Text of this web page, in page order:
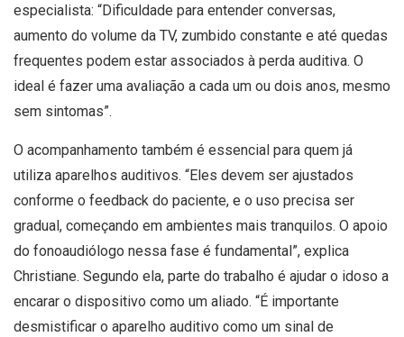
especialista: “Dificuldade para entender conversas,
aumento do volume da TV, zumbido constante e até quedas
frequentes podem estar associados à perda auditiva. O
ideal é fazer uma avaliação a cada um ou dois anos, mesmo
sem sintomas”.
O acompanhamento também é essencial para quem já
utiliza aparelhos auditivos. “Eles devem ser ajustados
conforme o feedback do paciente, e o uso precisa ser
gradual, começando em ambientes mais tranquilos. O apoio
do fonoaudiólogo nessa fase é fundamental”, explica
Christiane. Segundo ela, parte do trabalho é ajudar o idoso a
encarar o dispositivo como um aliado. “É importante
desmistificar o aparelho auditivo como um sinal de